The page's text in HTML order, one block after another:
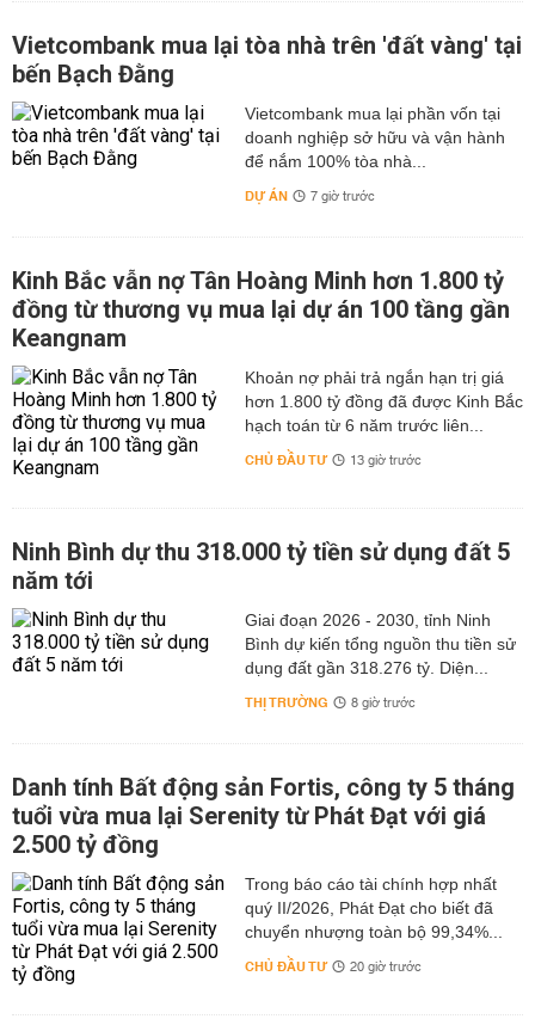
Vietcombank mua lại tòa nhà trên 'đất vàng' tại
bến Bạch Đằng
Vietcombank mua lại phần vốn tại
doanh nghiệp sở hữu và vận hành
để nắm 100% tòa nhà...
DỰ ÁN 7 giờ trước
Kinh Bắc vẫn nợ Tân Hoàng Minh hơn 1.800 tỷ
đồng từ thương vụ mua lại dự án 100 tầng gần
Keangnam
hơn 1.800 tỷ đồng đã được Kinh Bắc
hạch toán từ 6 năm trước liên...
CHỦ ĐẦU TƯ 13 giờ trước
Ninh Bình dự thu 318.000 tỷ tiền sử dụng đất 5
năm tới
Giai đoạn 2026 - 2030, tỉnh Ninh
Bình dự kiến tổng nguồn thu tiền sử
dụng đất gần 318.276 tỷ. Diện...
THỊ TRƯỜNG 8 giờ trước
Danh tính Bất động sản Fortis, công ty 5 tháng
tuổi vừa mua lại Serenity từ Phát Đạt với giá
2.500 tỷ đồng
Trong báo cáo tài chính hợp nhất
quý II/2026, Phát Đạt cho biết đã
chuyển nhượng toàn bộ 99,34%...
CHỦ ĐẦU TƯ 20 giờ trước